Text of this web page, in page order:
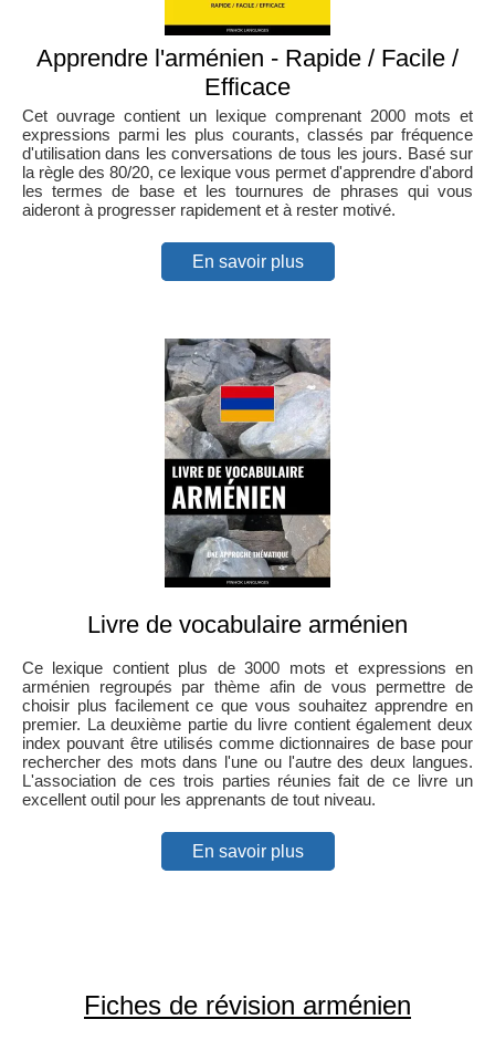
Apprendre l'arménien - Rapide / Facile /
Efficace
Cet ouvrage contient un lexique comprenant 2000 mots et
expressions parmi les plus courants, classés par fréquence
d'utilisation dans les conversations de tous les jours. Basé sur
la règle des 80/20, ce lexique vous permet d'apprendre d'abord
les termes de base et les tournures de phrases qui vous
aideront à progresser rapidement et à rester motivé.
En savoir plus
Livre de vocabulaire arménien
Ce lexique contient plus de 3000 mots et expressions en
arménien regroupés par thème afin de vous permettre de
choisir plus facilement ce que vous souhaitez apprendre en
premier. La deuxième partie du livre contient également deux
index pouvant être utilisés comme dictionnaires de base pour
rechercher des mots dans l'une ou l'autre des deux langues.
L'association de ces trois parties réunies fait de ce livre un
excellent outil pour les apprenants de tout niveau.
En savoir plus
Fiches de révision arménien